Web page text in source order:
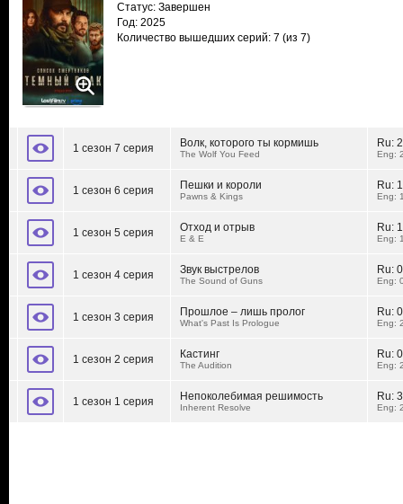
Статус: Завершен
Год: 2025
Количество вышедших серий: 7 (из 7)
1 сезон 7 серия Волк, которого ты кормишь
The Wolf You Feed
Ru:
Eng:
1 сезон 6 серия Пешки и короли
Pawns & Kings
Ru:
Eng:
1 сезон 5 серия Отход и отрыв
E & E
Ru:
Eng:
1 сезон 4 серия Звук выстрелов
The Sound of Guns
Ru:
Eng:
1 сезон 3 серия Прошлое – лишь пролог
What's Past Is Prologue
Ru:
Eng:
1 сезон 2 серия Кастинг
The Audition
Ru:
Eng:
1 сезон 1 серия Непоколебимая решимость
Inherent Resolve
Ru:
Eng: